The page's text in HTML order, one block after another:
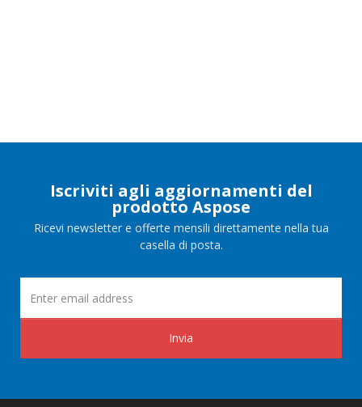
Iscriviti agli aggiornamenti del
prodotto Aspose
Ricevi newsletter e offerte mensili direttamente nella tua
casella di posta.
Invia